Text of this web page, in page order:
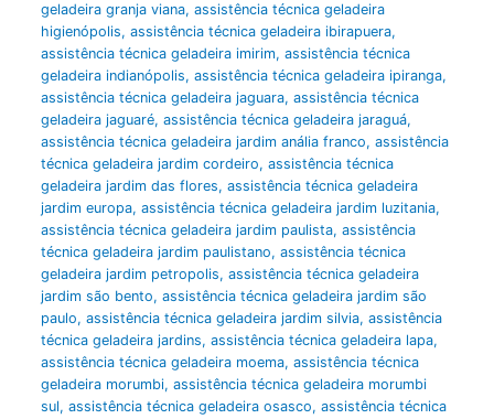
geladeira granja viana, assistência técnica geladeira
higienópolis, assistência técnica geladeira ibirapuera,
assistência técnica geladeira imirim, assistência técnica
geladeira indianópolis, assistência técnica geladeira ipiranga,
assistência técnica geladeira jaguara, assistência técnica
geladeira jaguaré, assistência técnica geladeira jaraguá,
assistência técnica geladeira jardim anália franco, assistência
técnica geladeira jardim cordeiro, assistência técnica
geladeira jardim das flores, assistência técnica geladeira
jardim europa, assistência técnica geladeira jardim luzitania,
assistência técnica geladeira jardim paulista, assistência
técnica geladeira jardim paulistano, assistência técnica
geladeira jardim petropolis, assistência técnica geladeira
jardim são bento, assistência técnica geladeira jardim são
paulo, assistência técnica geladeira jardim silvia, assistência
técnica geladeira jardins, assistência técnica geladeira lapa,
assistência técnica geladeira moema, assistência técnica
geladeira morumbi, assistência técnica geladeira morumbi
sul, assistência técnica geladeira osasco, assistência técnica